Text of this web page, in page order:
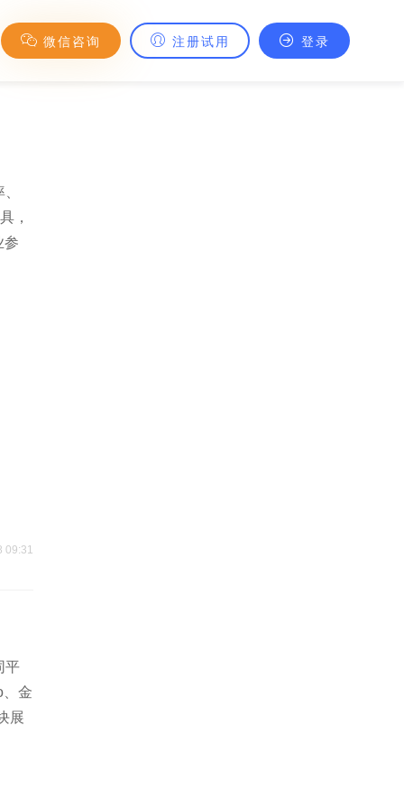
微信咨询 注册试用 登录
，
参
09:31
平
金
展